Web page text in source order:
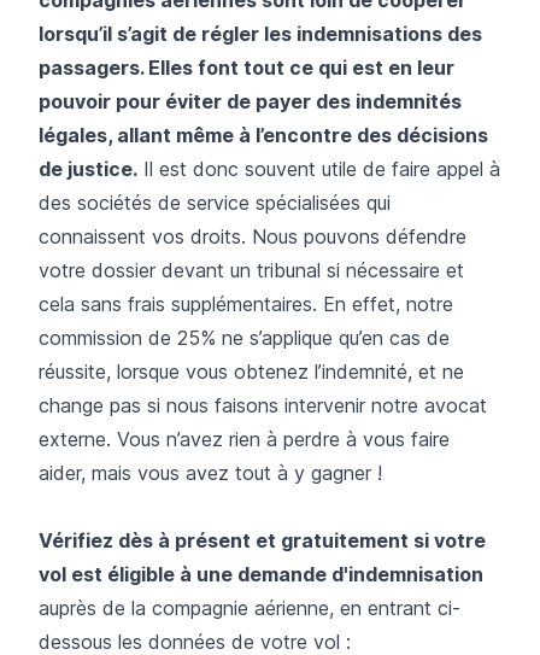
lorsqu’il s’agit de régler les indemnisations des
passagers. Elles font tout ce qui est en leur
pouvoir pour éviter de payer des indemnités
légales, allant même à l’encontre des décisions
de justice. Il est donc souvent utile de faire appel à
des sociétés de service spécialisées qui
connaissent vos droits. Nous pouvons défendre
votre dossier devant un tribunal si nécessaire et
cela sans frais supplémentaires. En effet, notre
commission de 25% ne s’applique qu’en cas de
réussite, lorsque vous obtenez l’indemnité, et ne
change pas si nous faisons intervenir notre avocat
externe. Vous n’avez rien à perdre à vous faire
aider, mais vous avez tout à y gagner !
Vérifiez dès à présent et gratuitement si votre
vol est éligible à une demande d'indemnisation
auprès de la compagnie aérienne, en entrant ci-
dessous les données de votre vol :